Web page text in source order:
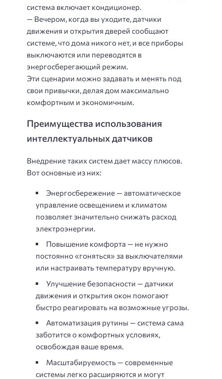
система включает кондиционер.
— Вечером, когда вы уходите, датчики
движения и открытия дверей сообщают
системе, что дома никого нет, и все приборы
выключаются или переводятся в
энергосберегающий режим.
Эти сценарии можно задавать и менять под
свои привычки, делая дом максимально
комфортным и экономичным.
Преимущества использования
интеллектуальных датчиков
Внедрение таких систем дает массу плюсов.
Вот основные из них:
Энергосбережение — автоматическое
управление освещением и климатом
позволяет значительно снижать расход
электроэнергии.
Повышение комфорта — не нужно
постоянно «гоняться» за выключателями
или настраивать температуру вручную.
Улучшение безопасности — датчики
движения и открытия окон помогают
быстро реагировать на возможные угрозы.
Автоматизация рутины — система сама
заботится о комфортных условиях,
освобождая ваше время.
Масштабируемость — современные
системы легко расширяются и могут